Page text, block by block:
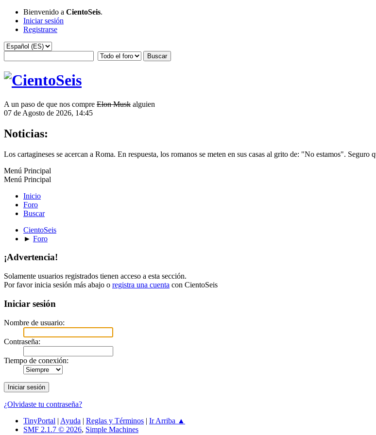
Bienvenido a CientoSeis.
Iniciar sesión
Registrarse
A un paso de que nos compre Elon Musk alguien
07 de Agosto de 2026, 14:45
Noticias:
Los cartagineses se acercan a Roma. En respuesta, los romanos se meten en sus casas al grito de: "No estamos".
Menú Principal
Menú Principal
Inicio
Foro
Buscar
CientoSeis
► Foro
¡Advertencia!
Solamente usuarios registrados tienen acceso a esta sección.
Por favor inicia sesión más abajo o registra una cuenta con CientoSeis
Iniciar sesión
Nombre de usuario:
Contraseña:
Tiempo de conexión:
¿Olvidaste tu contraseña?
TinyPortal | Ayuda | Reglas y Términos | Ir Arriba ▲
SMF 2.1.7 © 2026, Simple Machines